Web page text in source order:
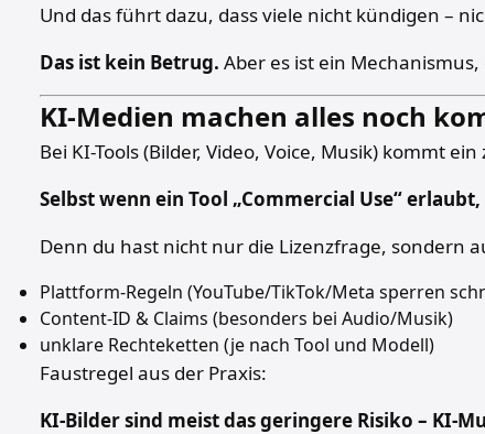
Und das führt dazu, dass viele nicht kündigen –
Das ist kein Betrug. Aber es ist ein
KI-Medien machen alles noch
Bei KI-Tools (Bilder, Video, Voice, Musik) kommt
Selbst wenn ein Tool „Commercial Use“
Denn du hast nicht nur die Lizenzfrage, sondern
Plattform-Regeln (YouTube/TikTok/Meta sperren
Content-ID & Claims (besonders bei Audio/Musik)
unklare Rechteketten (je nach Tool und Modell)
Faustregel aus der Praxis:
KI-Bilder sind meist das geringere Risiko – KI-